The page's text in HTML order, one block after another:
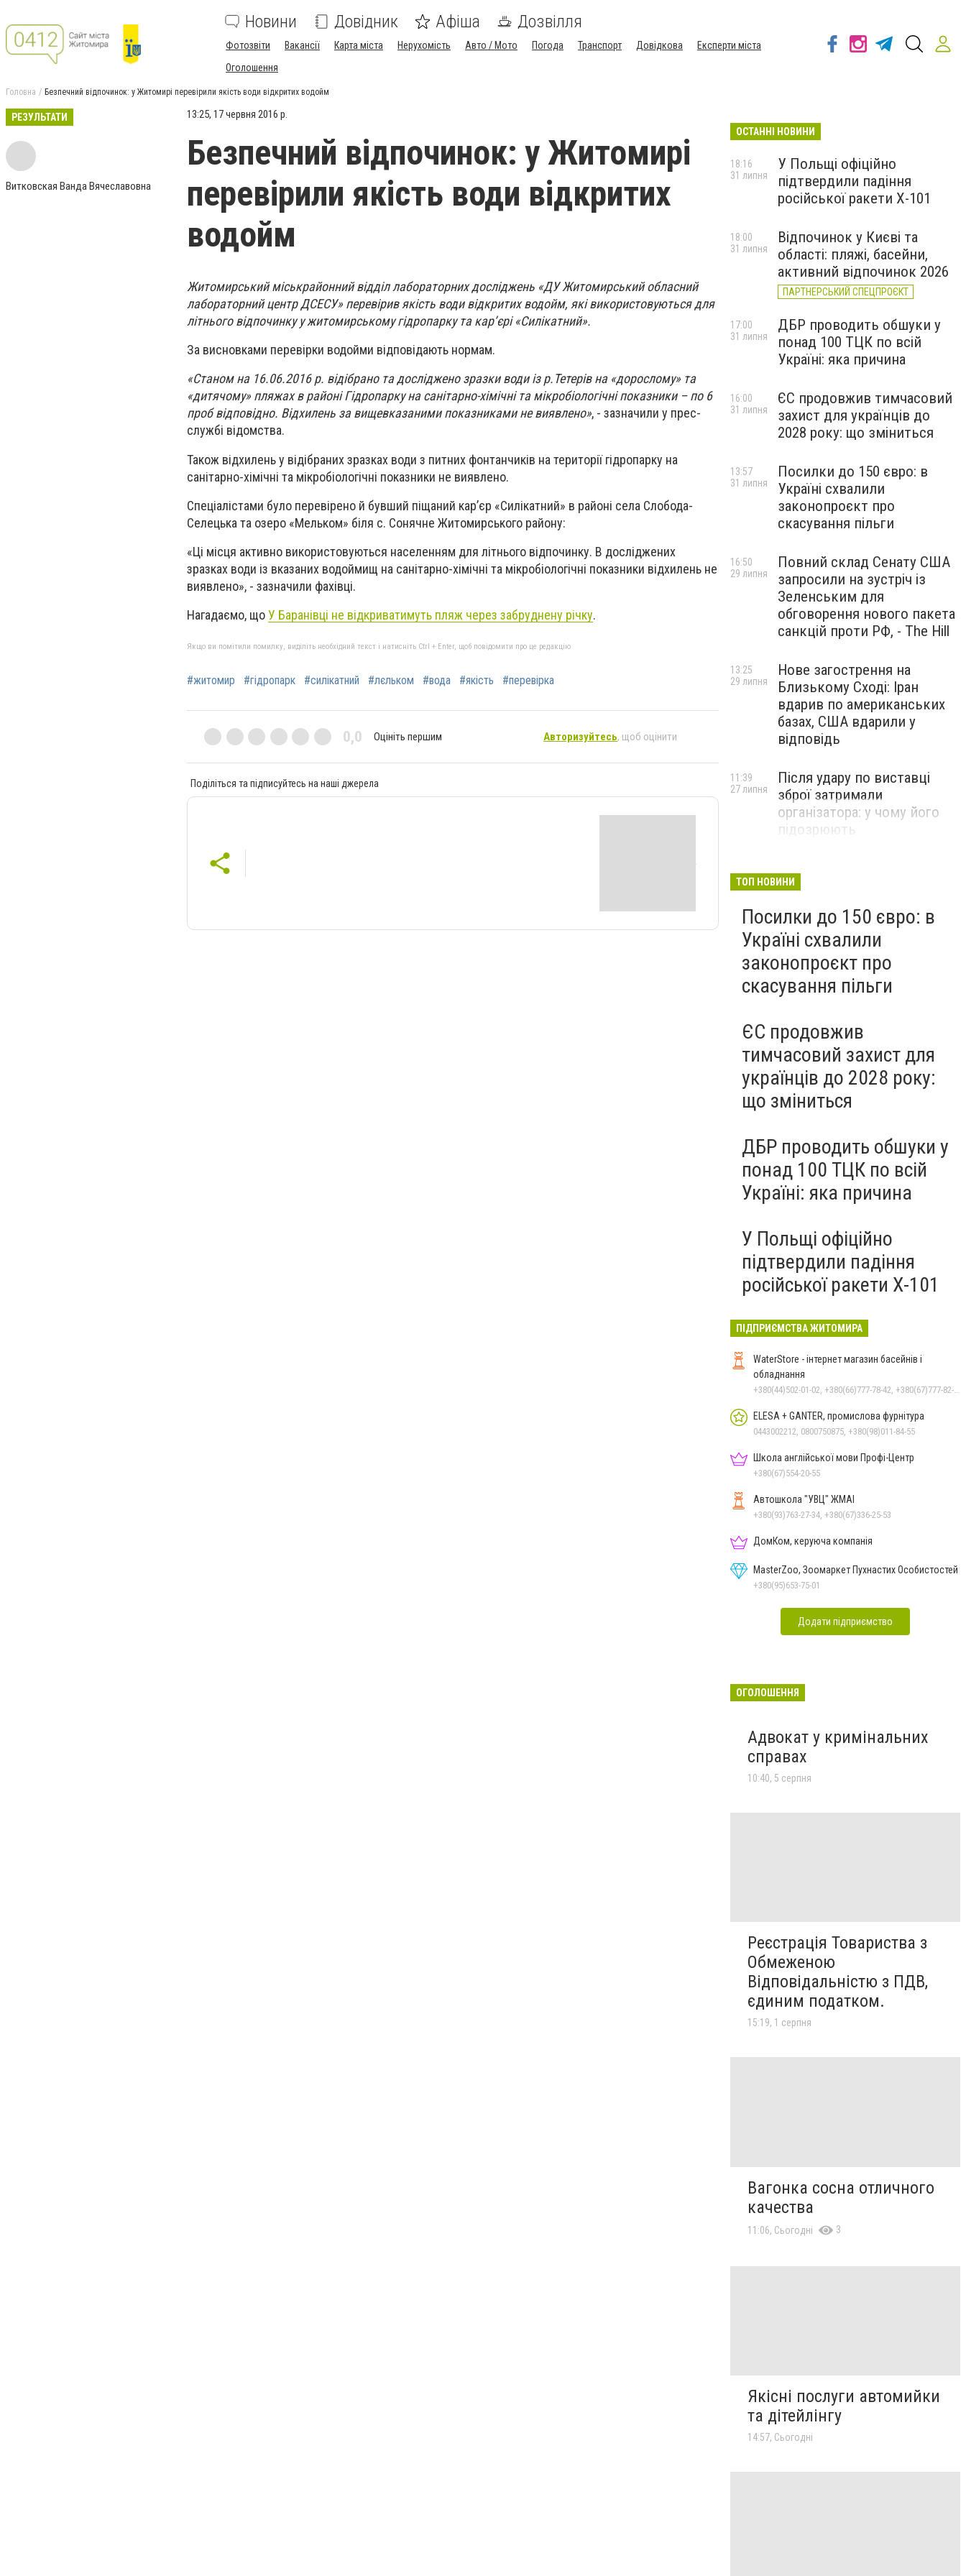
Новини Довідник Афіша Дозвілля
Фотозвіти Вакансії Карта міста Нерухомість Авто / Мото Погода Транспорт Довідкова
Експерти міста
Оголошення
Головна Безпечний відпочинок: у Житомирі перевірили якість води відкритих водойм
РЕЗУЛЬТАТИ
Витковская Ванда Вячеславовна
13:25, 17 червня 2016 р.
Безпечний відпочинок: у Житомирі
перевірили якість води відкритих
водойм
Житомирський міськрайонний відділ лабораторних досліджень «ДУ Житомирський обласний
лабораторний центр ДСЕСУ» перевірив якість води відкритих водойм, які використовуються для
літнього відпочинку у житомирському гідропарку та кар’єрі «Силікатний».
За висновками перевірки водойми відповідають нормам.
«Станом на 16.06.2016 р. відібрано та досліджено зразки води із р.Тетерів на «дорослому» та
«дитячому» пляжах в районі Гідропарку на санітарно-хімічні та мікробіологічні показники – по 6
проб відповідно. Відхилень за вищевказаними показниками не виявлено», - зазначили у прес-
службі відомства.
Також відхилень у відібраних зразках води з питних фонтанчиків на території гідропарку на
санітарно-хімічні та мікробіологічні показники не виявлено.
Спеціалістами було перевірено й бувший піщаний кар’єр «Силікатний» в районі села Слобода-
Селецька та озеро «Мельком» біля с. Сонячне Житомирського району:
«Ці місця активно використовуються населенням для літнього відпочинку. В досліджених
зразках води із вказаних водоймищ на санітарно-хімічні та мікробіологічні показники відхилень не
виявлено», - зазначили фахівці.
Нагадаємо, щоУ Баранівці не відкриватимуть пляж через забруднену річку.
Якщо ви помітили помилку, виділіть необхідний текст і натисніть Ctrl + Enter, щоб повідомити про це редакцію
#житомир #гідропарк #силікатний #лєльком #вода #якість #перевірка
0,0 Оцініть першим Авторизуйтесь, щоб оцінити
Поділіться та підписуйтесь на наші джерела
ОСТАННІ НОВИНИ
У Польщі офіційно
підтвердили падіння
російської ракети Х-101
18:16
31 липня
Відпочинок у Києві та
області: пляжі, басейни,
активний відпочинок 2026
ПАРТНЕРСЬКИЙ СПЕЦПРОЄКТ
18:00
31 липня
ДБР проводить обшуки у
понад 100 ТЦК по всій
Україні: яка причина
17:00
31 липня
ЄС продовжив тимчасовий
захист для українців до
2028 року: що зміниться
16:00
31 липня
Посилки до 150 євро: в
Україні схвалили
законопроєкт про
скасування пільги
13:57
31 липня
Повний склад Сенату США
запросили на зустріч із
Зеленським для
обговорення нового пакета
санкцій проти РФ, - The Hill
16:50
29 липня
Нове загострення на
Близькому Сході: Іран
вдарив по американських
базах, США вдарили у
відповідь
13:25
29 липня
Після удару по виставці
зброї затримали
організатора: у чому його
підозрюють
11:39
27 липня
ТОП НОВИНИ
Посилки до 150 євро: в
Україні схвалили
законопроєкт про
скасування пільги
ЄС продовжив
тимчасовий захист для
українців до 2028 року:
що зміниться
ДБР проводить обшуки у
понад 100 ТЦК по всій
Україні: яка причина
У Польщі офіційно
підтвердили падіння
російської ракети Х-101
ПІДПРИЄМСТВА ЖИТОМИРА
WaterStore - інтернет магазин басейнів і
обладнання
+380(44)502-01-02, +380(66)777-78-42, +380(67)777-82-19, +380(67)890-80-80, +380(73)890-80-80, +380(44)502-01-03
ELESA + GANTER, промислова фурнітура
0443002212, 0800750875, +380(98)011-84-55
Школа англійської мови Профі-Центр
+380(67)554-20-55
Автошкола "УВЦ" ЖМАІ
+380(93)763-27-34, +380(67)336-25-53
ДомКом, керуюча компанія
MasterZoo, Зоомаркет Пухнастих Особистостей
+380(95)653-75-01
Додати підприємство
ОГОЛОШЕННЯ
Адвокат у кримінальних
справах
10:40, 5 серпня
Реєстрація Товариства з
Обмеженою
Відповідальністю з ПДВ,
єдиним податком.
15:19, 1 серпня
Вагонка сосна отличного
качества
11:06, Сьогодні 3
Якісні послуги автомийки
та дітейлінгу
14:57, Сьогодні